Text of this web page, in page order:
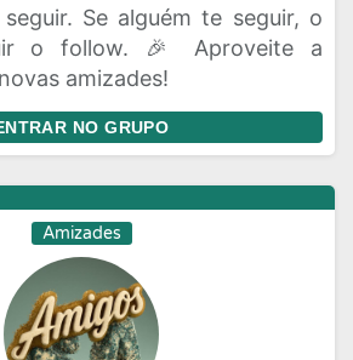
Se alguém te seguir, o
o follow. 🎉 Aproveite a
amizades!
NO GRUPO
Amizades